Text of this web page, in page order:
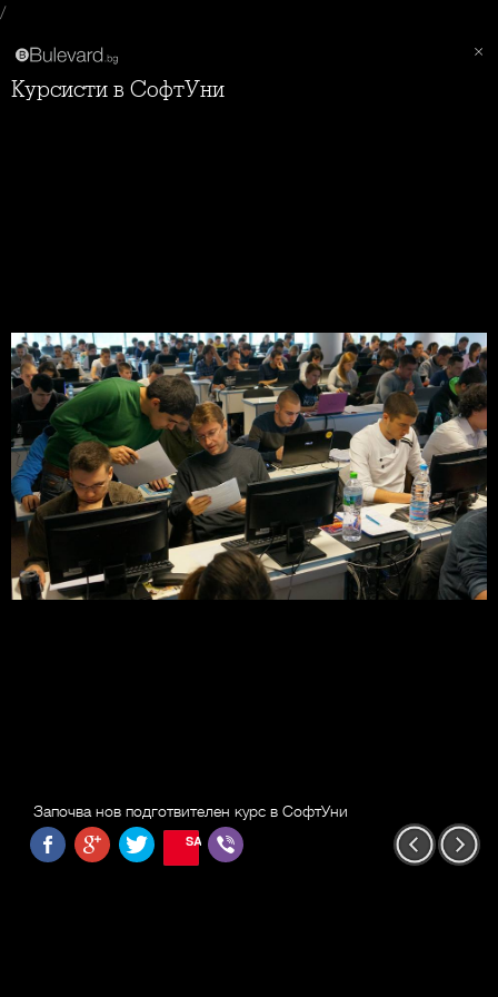
/
Курсисти в СофтУни
Започва нов подготвителен курс в СофтУни
SAVE